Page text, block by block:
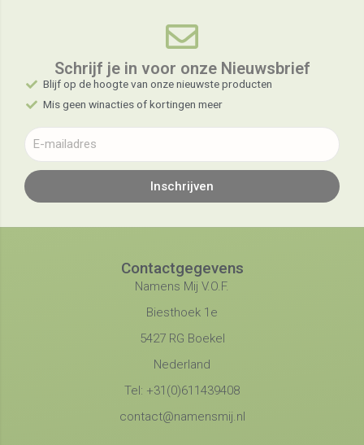
Schrijf je in voor onze Nieuwsbrief​
Blijf op de hoogte van onze nieuwste producten
Mis geen winacties of kortingen meer
Inschrijven
Contactgegevens
Namens Mij V.O.F.
Biesthoek 1e
5427 RG Boekel
Nederland
Tel: +31(0)611439408
contact@namensmij.nl